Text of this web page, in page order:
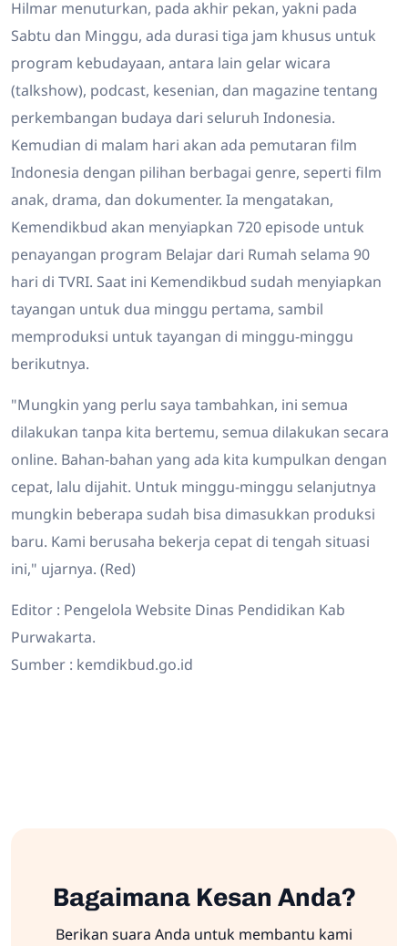
Hilmar menuturkan, pada akhir pekan, yakni pada
Sabtu dan Minggu, ada durasi tiga jam khusus untuk
program kebudayaan, antara lain gelar wicara
(talkshow), podcast, kesenian, dan magazine tentang
perkembangan budaya dari seluruh Indonesia.
Kemudian di malam hari akan ada pemutaran film
Indonesia dengan pilihan berbagai genre, seperti film
anak, drama, dan dokumenter. Ia mengatakan,
Kemendikbud akan menyiapkan 720 episode untuk
penayangan program Belajar dari Rumah selama 90
hari di TVRI. Saat ini Kemendikbud sudah menyiapkan
tayangan untuk dua minggu pertama, sambil
memproduksi untuk tayangan di minggu-minggu
berikutnya.
"Mungkin yang perlu saya tambahkan, ini semua
dilakukan tanpa kita bertemu, semua dilakukan secara
online. Bahan-bahan yang ada kita kumpulkan dengan
cepat, lalu dijahit. Untuk minggu-minggu selanjutnya
mungkin beberapa sudah bisa dimasukkan produksi
baru. Kami berusaha bekerja cepat di tengah situasi
ini," ujarnya. (Red)
Editor : Pengelola Website Dinas Pendidikan Kab
Purwakarta.
Sumber : kemdikbud.go.id
Bagaimana Kesan Anda?
Berikan suara Anda untuk membantu kami